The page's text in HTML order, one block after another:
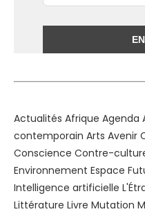
Actualités Afrique Agenda
contemporain Arts Avenir
Conscience Contre-
Environnement Espace
Intelligence artificielle
Littérature Livre Mutation